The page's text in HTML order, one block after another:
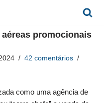
promocionais
42 comentários
como uma agência de